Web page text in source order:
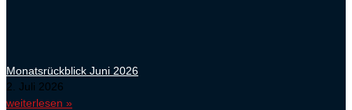
Monatsrückblick Juni 2026
2. Juli 2026
weiterlesen »